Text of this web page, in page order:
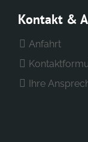
Kontakt &
Anfahrt
Ihre